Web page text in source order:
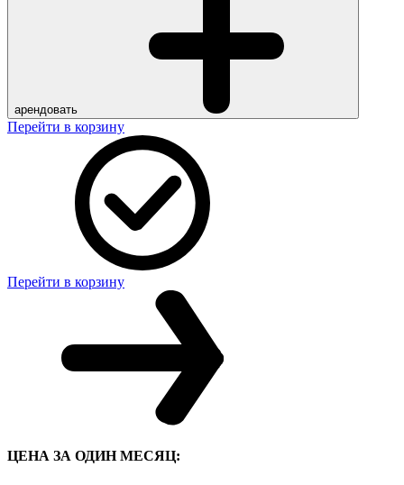
арендовать
Перейти в корзину
Перейти в корзину
ЦЕНА ЗА ОДИН МЕСЯЦ: